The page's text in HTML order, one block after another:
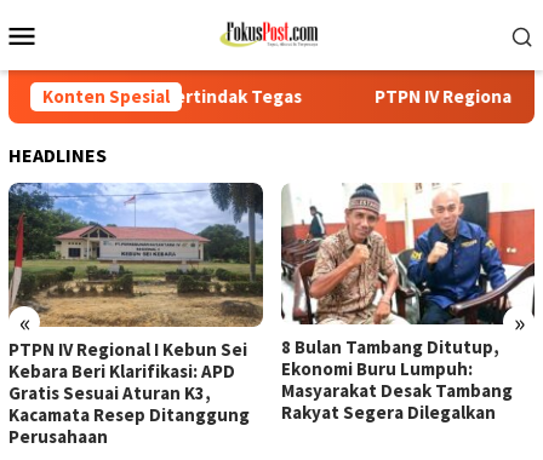
ke
Mobile
Konten Spesial
Tegas PTPN IV Regional I Kebun Sei Kebara Beri
HEADLINES
« »
PTPN IV Regional I Kebun Sei
Kebara Beri Klarifikasi: APD
Gratis Sesuai Aturan K3,
Kacamata Resep Ditanggung
Perusahaan
8 Bulan Tambang Ditutup,
Ekonomi Buru Lumpuh:
Masyarakat Desak Tambang
Rakyat Segera Dilegalkan